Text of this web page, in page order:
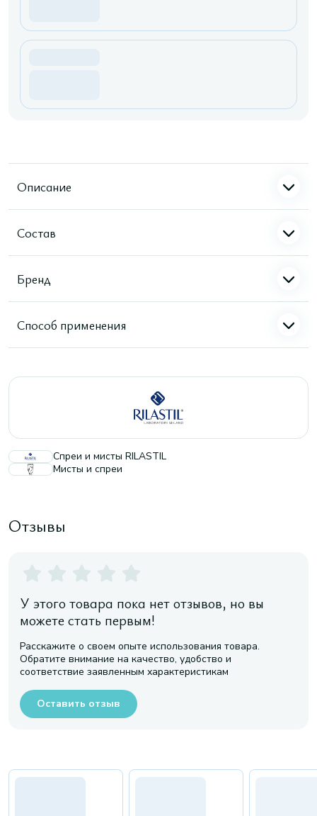
Описание
Состав
Бренд
Способ применения
Спреи и мисты RILASTIL
Мисты и спреи
Отзывы
У этого товара пока нет отзывов, но вы
можете стать первым!
Расскажите о своем опыте использования товара.
Обратите внимание на качество, удобство и
соответствие заявленным характеристикам
Оставить отзыв